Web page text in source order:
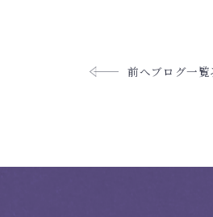
前へブログ一覧